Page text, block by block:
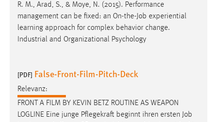
R. M., Arad, S., & Moye, N. (2015). Performance
management can be fixed: an On-the-Job experiential
learning approach for complex behavior change.
Industrial and Organizational Psychology
[PDF] False-Front-Film-Pitch-Deck
Relevanz:
FRONT A FILM BY KEVIN BETZ ROUTINE AS WEAPON
LOGLINE Eine junge Pflegekraft beginnt ihren ersten Job
Sprachpräferenz
Name:
Das Cookie speichert die gewählte Sprache der Website.
Cookie Laufzeit:
30 Tage